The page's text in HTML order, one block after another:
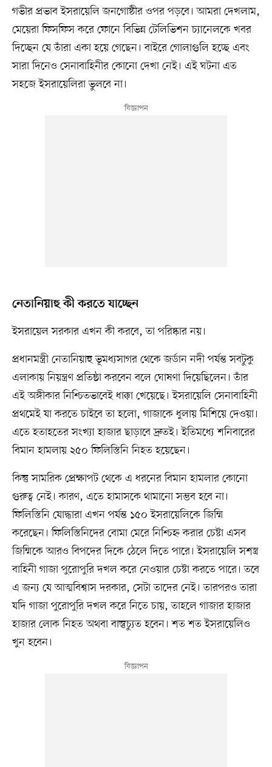
গভীর প্রভাব ইসরায়েলি জনগোষ্ঠীর ওপর পড়বে। আমরা দেখলাম,
মেয়েরা ফিসফিস করে ফোনে বিভিন্ন টেলিভিশন চ্যানেলকে খবর
দিচ্ছেন যে তাঁরা একা হয়ে গেছেন। বাইরে গোলাগুলি হচ্ছে এবং
সারা দিনেও সেনাবাহিনীর কোনো দেখা নেই। এই ঘটনা এত
সহজে ইসরায়েলিরা ভুলবে না।
নেতানিয়াহু কী করতে যাচ্ছেন
ইসরায়েল সরকার এখন কী করবে, তা পরিষ্কার নয়।
প্রধানমন্ত্রী নেতানিয়াহু ভূমধ্যসাগর থেকে জর্ডান নদী পর্যন্ত সবটুকু
এলাকায় নিয়ন্ত্রণ প্রতিষ্ঠা করবেন বলে ঘোষণা দিয়েছিলেন। তাঁর
এই অঙ্গীকার নিশ্চিতভাবেই ধাক্কা খেয়েছে। ইসরায়েলি সেনাবাহিনী
প্রথমেই যা করতে চাইবে তা হলো, গাজাকে ধুলায় মিশিয়ে দেওয়া।
এতে হতাহতের সংখ্যা হাজার ছাড়াবে দ্রুতই। ইতিমধ্যে শনিবারের
বিমান হামলায় ২৫০ ফিলিস্তিনি নিহত হয়েছেন।
কিন্তু সামরিক প্রেক্ষাপট থেকে এ ধরনের বিমান হামলার কোনো
গুরুত্ব নেই। কারণ, এতে হামাসকে থামানো সম্ভব হবে না।
ফিলিস্তিনি যোদ্ধারা এখন পর্যন্ত ১৫০ ইসরায়েলিকে জিম্মি
করেছেন। ফিলিস্তিনিদের বোমা মেরে নিশ্চিহ্ন করার চেষ্টা এসব
জিম্মিকে আরও বিপদের দিকে ঠেলে দিতে পারে। ইসরায়েলি সশস্ত্র
বাহিনী গাজা পুরোপুরি দখল করে নেওয়ার চেষ্টা করতে পারে। তবে
এ জন্য যে আত্মবিশ্বাস দরকার, সেটা তাদের নেই। তারপরও তারা
যদি গাজা পুরোপুরি দখল করে নিতে চায়, তাহলে গাজার হাজার
হাজার লোক নিহত অথবা বাস্তুচ্যুত হবেন। শত শত ইসরায়েলিও
খুন হবেন।